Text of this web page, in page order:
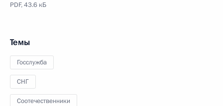
PDF,43.6 кБ
Темы
Госслужба
СНГ
Соотечественники